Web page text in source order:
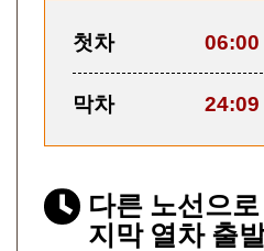
첫차 06:00
막차 24:09
다른 노선으
지막 열차 출